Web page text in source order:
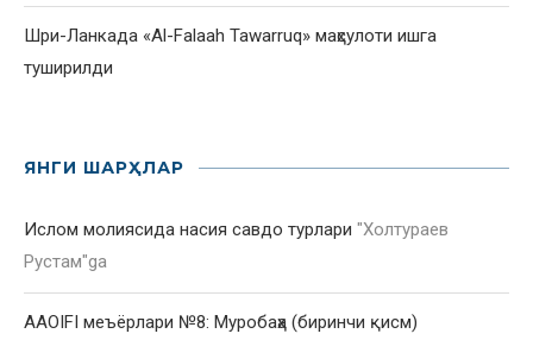
Шри-Ланкада «Al-Falaah Tawarruq» маҳсулоти ишга
туширилди
ЯНГИ ШАРҲЛАР
Ислом молиясида насия савдо турлари "Холтураев
Рустам"ga
AAOIFI меъёрлари №8: Муробаҳа (биринчи қисм)